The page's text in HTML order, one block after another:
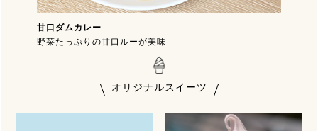
甘口ダムカレー
野菜たっぷりの甘口ルーが美味
オリジナルスイーツ